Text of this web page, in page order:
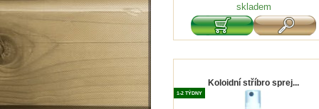
skladem
Koloidní stříbro sprej...
1-2 TÝDNY